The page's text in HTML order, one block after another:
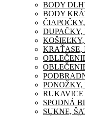
BODY
BODY
DUPAČKY,
KRAŤASE,
PONOŽKY,
RUKAVICE
SPODNÁ
SUKNE,